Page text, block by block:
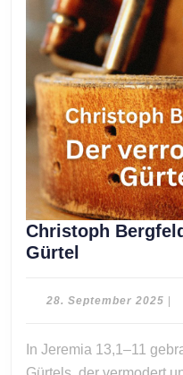
Christoph
Gürtel
Der
28. September 2025 28.
In Jeremia 13,1–11